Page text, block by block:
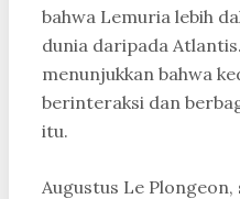
bahwa Lemuria lebih
dunia daripada
menunjukkan bahwa
berinteraksi dan
itu.
Augustus Le